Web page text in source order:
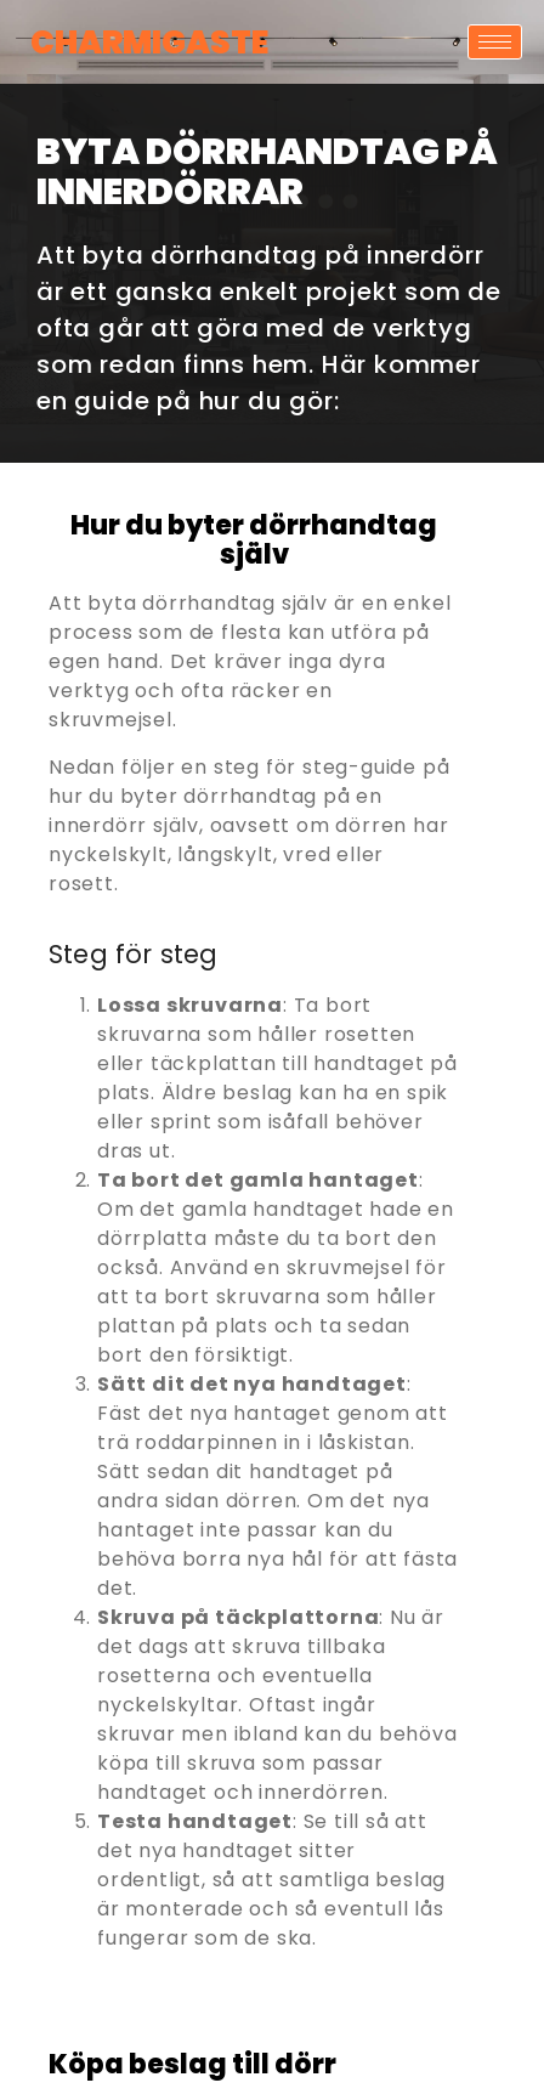
CHARMIGASTE
BYTA DÖRRHANDTAG PÅ
INNERDÖRRAR
Att byta dörrhandtag på innerdörr
är ett ganska enkelt projekt som de
ofta går att göra med de verktyg
som redan finns hem. Här kommer
en guide på hur du gör:
Hur du byter dörrhandtag
själv
Att byta dörrhandtag själv är en enkel
process som de flesta kan utföra på
egen hand. Det kräver inga dyra
verktyg och ofta räcker en
skruvmejsel.
Nedan följer en steg för steg-guide på
hur du byter dörrhandtag på en
innerdörr själv, oavsett om dörren har
nyckelskylt, långskylt, vred eller
rosett.
Steg för steg
Lossa skruvarna: Ta bort
skruvarna som håller rosetten
eller täckplattan till handtaget på
plats. Äldre beslag kan ha en spik
eller sprint som isåfall behöver
dras ut.
Ta bort det gamla hantaget:
Om det gamla handtaget hade en
dörrplatta måste du ta bort den
också. Använd en skruvmejsel för
att ta bort skruvarna som håller
plattan på plats och ta sedan
bort den försiktigt.
Sätt dit det nya handtaget:
Fäst det nya hantaget genom att
trä roddarpinnen in i låskistan.
Sätt sedan dit handtaget på
andra sidan dörren. Om det nya
hantaget inte passar kan du
behöva borra nya hål för att fästa
det.
Skruva på täckplattorna: Nu är
det dags att skruva tillbaka
rosetterna och eventuella
nyckelskyltar. Oftast ingår
skruvar men ibland kan du behöva
köpa till skruva som passar
handtaget och innerdörren.
Testa handtaget: Se till så att
det nya handtaget sitter
ordentligt, så att samtliga beslag
är monterade och så eventull lås
fungerar som de ska.
Köpa beslag till dörr